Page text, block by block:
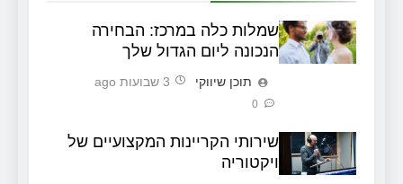
שמלות כלה במרכז: הבחירה
הנכונה ליום הגדול שלך
תוכן שיווקי 3 שבועות ago
0
שירותי הקריינות המקצועיים של
ויקטוריה